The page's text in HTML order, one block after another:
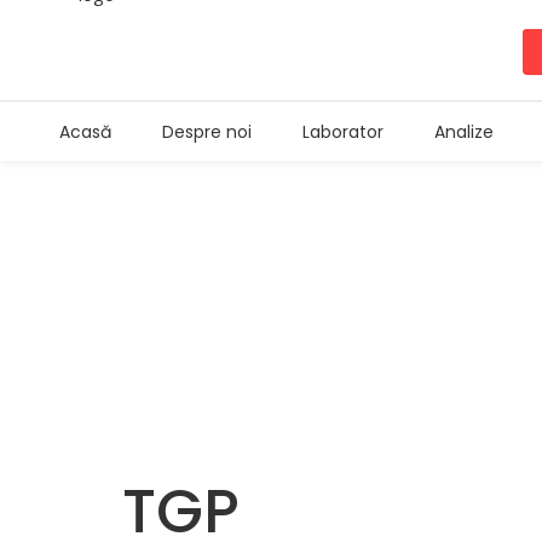
Acasă Despre noi Laborator Analize
TGP